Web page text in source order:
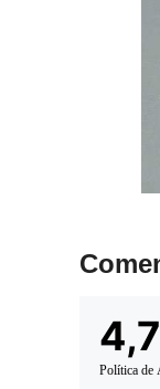
Política de